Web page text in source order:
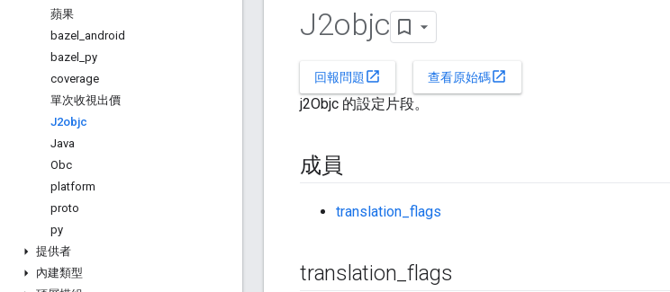
蘋果
bazel
android
bazel py
coverage
單次收視出價
J2objc
Java
Obc
platform
proto
py
提供者
內建類型
J2objc
回報問題 open_in_new 查看原始碼open_in_new
j2Objc 的設定片段。
成員
translation_flags
translation _flags